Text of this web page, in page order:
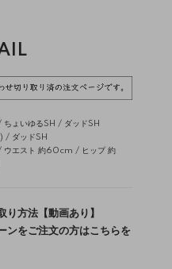
ちょいゆるSH / ダッドSH
) / ダッドSH
エスト 約60cm / ヒップ 約
り方法【動画あり】
ンをご注文の方はこちらを